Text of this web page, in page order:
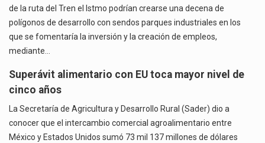
de la ruta del Tren el Istmo podrían crearse una decena de
polígonos de desarrollo con sendos parques industriales en los
que se fomentaría la inversión y la creación de empleos,
mediante…
Superávit alimentario con EU toca mayor nivel de
cinco años
La Secretaría de Agricultura y Desarrollo Rural (Sader) dio a
conocer que el intercambio comercial agroalimentario entre
México y Estados Unidos sumó 73 mil 137 millones de dólares